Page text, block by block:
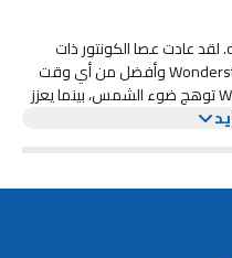
لقد عادت عصا الكونتور ذات
النهايات المزدوجة المفضلة لدينا من Wonderstick وأفضل من أي وقت
مضى! يحاكي الظل الفاتح لـ Wonderstick توهج ضوء الشمس، بينما يعزز
البشرة وتفتيحها وامزجها
للحصول على لمسة نهائية رائعة!
هي كريمية للغاية ومصطبغة،
ظلال قابلة للبناء